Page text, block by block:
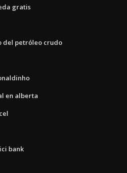
gratis
del petróleo crudo
en alberta
bank